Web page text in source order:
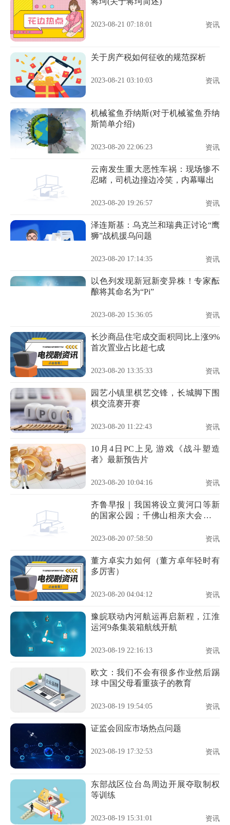
2023-08-21 07:18:01 资讯
关于房产税如何征收的规范探析
2023-08-21 03:10:03 资讯
机械鲨鱼乔纳斯(对于机械鲨鱼乔纳
斯简单介绍)
2023-08-20 22:06:23 资讯
云南发生重大恶性车祸：现场惨不
忍睹，司机边撞边冷笑，内幕曝出
2023-08-20 19:26:57 资讯
泽连斯基：乌克兰和瑞典正讨论“鹰
狮”战机援乌问题
2023-08-20 17:14:35 资讯
以色列发现新冠新变异株！专家酝
酿将其命名为“Pi”
2023-08-20 15:36:05 资讯
长沙商品住宅成交面积同比上涨9%
首次置业占比超七成
2023-08-20 13:35:33 资讯
园艺小镇里棋艺交锋，长城脚下围
棋交流赛开赛
2023-08-20 11:22:43 资讯
10月4日PC上见 游戏《战斗塑造
者》最新预告片
2023-08-20 10:04:16 资讯
齐鲁早报｜我国将设立黄河口等新
的国家公园；千佛山相亲大会今日
2023-08-20 07:58:50 资讯
董方卓实力如何（董方卓年轻时有
多厉害）
2023-08-20 04:04:12 资讯
豫皖联动内河航运再启新程，江淮
运河9条集装箱航线开航
2023-08-19 22:16:13 资讯
欧文：我们不会有很多作业然后踢
球 中国父母看重孩子的教育
2023-08-19 19:54:05 资讯
证监会回应市场热点问题
2023-08-19 17:32:53 资讯
东部战区位台岛周边开展夺取制权
等训练
2023-08-19 15:31:01 资讯